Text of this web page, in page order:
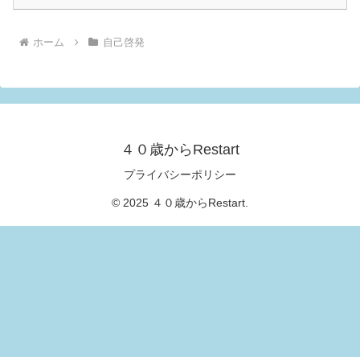
ホーム 自己啓発
４０歳からRestart
プライバシーポリシー
© 2025 ４０歳からRestart.